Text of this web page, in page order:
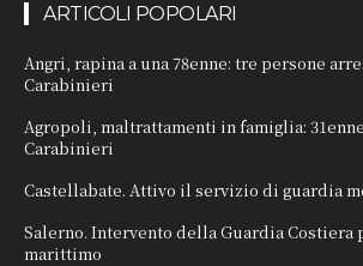
ARTICOLI POPOLARI
Angri, rapina a una 78enne: tre persone
Carabinieri
Agropoli, maltrattamenti in famiglia:
Carabinieri
Castellabate. Attivo il servizio di guardia
Salerno. Intervento della Guardia Costiera
marittimo